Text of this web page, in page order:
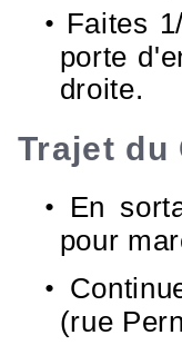
• Faites
porte
droite.
Trajet du
•
En
pour
•
(rue